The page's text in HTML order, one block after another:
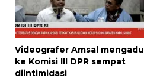
Videografer Amsal mengadu
ke Komisi III DPR sempat
diintimidasi